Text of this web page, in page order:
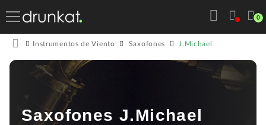
0
Instrumentos de Viento Saxofones J.Michael
Saxofones J.Michael